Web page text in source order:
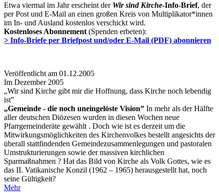
Etwa viermal im Jahr erscheint der Wir sind Kirche-Info-Brief, der
per Post und E-Mail an einen großen Kreis von Multiplikator*innen
im In- und Ausland kostenlos verschickt wird.
Kostenloses Abonnement (Spenden erbeten):
> Info-Briefe per Briefpost und/oder E-Mail (PDF) abonnieren
Veröffentlicht am 01­.12.2005
Im Dezember 2005
„Wir sind Kirche gibt mir die Hoffnung, dass Kirche noch lebendig
ist”
„Gemeinde - die noch uneingelöste Vision” In mehr als der Hälfte
aller deutschen Diözesen wurden in diesen Wochen neue
Pfarrgemeinderäte gewählt . Doch wie ist es derzeit um die
Mitwirkungsmöglichkeiten des Kirchenvolkes bestellt angesichts der
überall stattfindenden Gemeindezusammenlegungen und pastoralen
Umstrukturierungen sowie der massiven kirchlichen
Sparmaßnahmen ? Hat das Bild von Kirche als Volk Gottes, wie es
das II. Vatikanische Konzil (1962 – 1965) herausgestellt hat, noch
seine Gültigkeit?
Mehr